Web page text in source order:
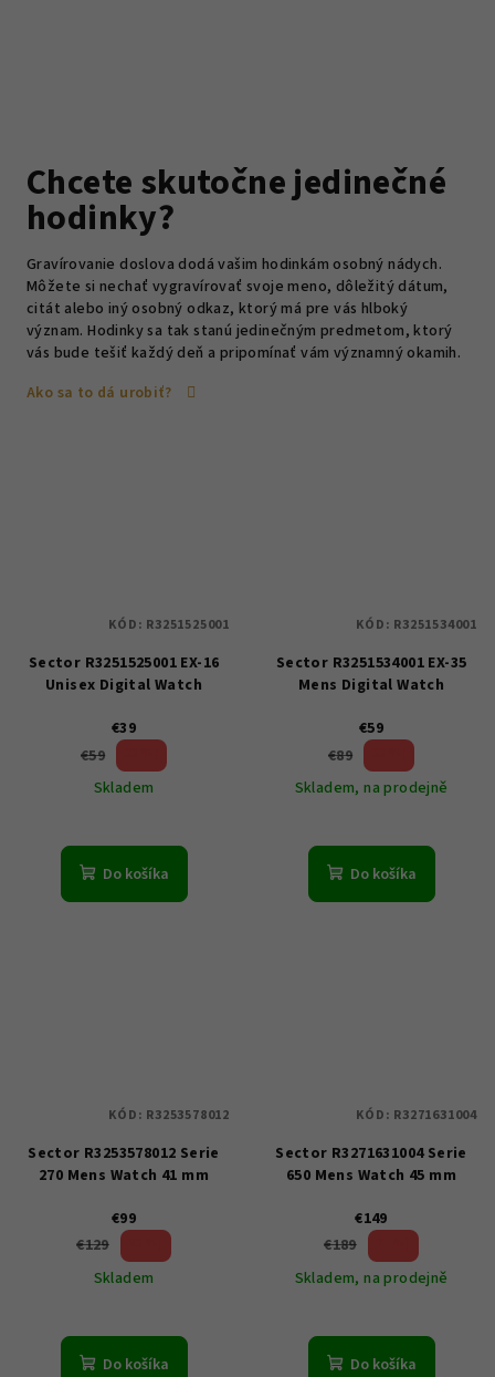
Chcete skutočne jedinečné
hodinky?
Gravírovanie doslova dodá vašim hodinkám osobný nádych.
Môžete si nechať vygravírovať svoje meno, dôležitý dátum,
citát alebo iný osobný odkaz, ktorý má pre vás hlboký
význam. Hodinky sa tak stanú jedinečným predmetom, ktorý
vás bude tešiť každý deň a pripomínať vám významný okamih.
Ako sa to dá urobiť?
Sector R3251525001 EX-16
Unisex Digital Watch
€39
€59
Skladem
Do košíka
KÓD: R3251525001
Sector R3251534001 EX-35
Mens Digital Watch
€59
€89
Skladem, na prodejně
Do košíka
KÓD: R3251534001
Sector R3253578012 Serie
270 Mens Watch 41 mm
€99
€129
Skladem
Do košíka
KÓD: R3253578012
Sector R3271631004 Serie
650 Mens Watch 45 mm
€149
€189
Skladem, na prodejně
Do košíka
KÓD: R3271631004